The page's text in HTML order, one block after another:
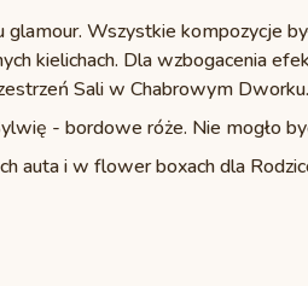
Wszystkie kompozycje
kielichach. Dla wzbogacenia
Sali w Chabrowym Dworku.
- bordowe róże. Nie mogło
auta i w flower boxach dla